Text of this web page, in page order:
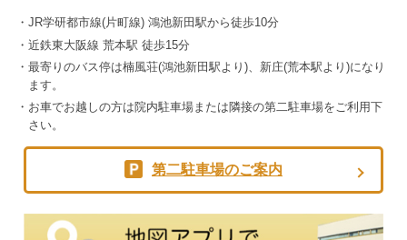
JR学研都市線(片町線) 鴻池新田駅から徒歩10分
近鉄東大阪線 荒本駅 徒歩15分
最寄りのバス停は楠風荘(鴻池新田駅より)、新庄(荒本駅より)になり
ます。
お車でお越しの方は院内駐車場または隣接の第二駐車場をご利用下
さい。
第二駐車場のご案内